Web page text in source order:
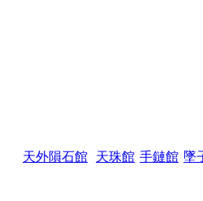
天外隕石館 天珠館 手鏈館 墜